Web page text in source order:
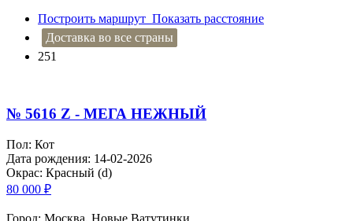
Построить маршрут Показать расстояние
Доставка во все страны
251
№ 5616 Z - МЕГА НЕЖНЫЙ
Пол: Кот
Дата рождения: 14-02-2026
Окрас: Красный (d)
80 000 ₽
Город: Москва, Новые Ватутинки